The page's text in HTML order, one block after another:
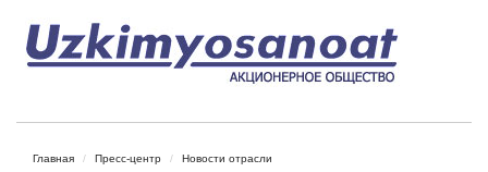
Главная Пресс-центр Новости отрасли